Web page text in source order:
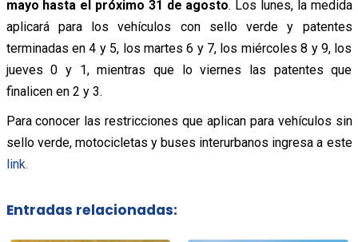
mayo hasta el próximo 31 de agosto. Los lunes, la medida
aplicará para los vehículos con sello verde y patentes
terminadas en 4 y 5, los martes 6 y 7, los miércoles 8 y 9, los
jueves 0 y 1, mientras que lo viernes las patentes que
finalicen en 2 y 3.
Para conocer las restricciones que aplican para vehículos sin
sello verde, motocicletas y buses interurbanos ingresa a este
link.
Entradas relacionadas: